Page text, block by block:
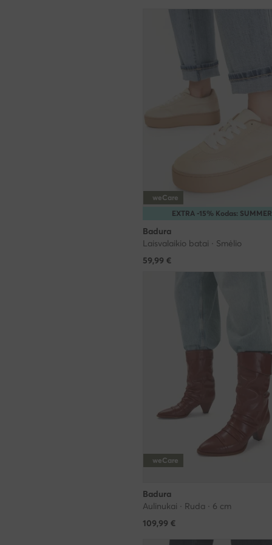
EXTRA -15% Kodas: SUMMER
weCare
Badura
Laisvalaikio batai · Smėlio
59,99 €
weCare
Badura
Aulinukai · Ruda · 6 cm
109,99 €